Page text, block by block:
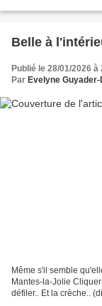
Belle à
Publié le 28/01/2026 à
Par Evelyne
Même s'il semble
Mantes-la-Jolie
défiler.. Et la crèche.. (diaporama).. Il était temps que je vienne la voir..